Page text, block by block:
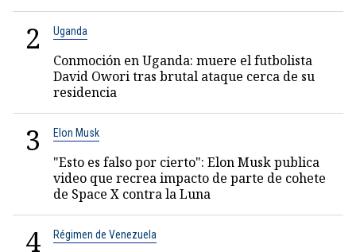
2 Uganda
Conmoción en Uganda: muere el futbolista
David Owori tras brutal ataque cerca de su
residencia
3 Elon Musk
"Esto es falso por cierto": Elon Musk publica
video que recrea impacto de parte de cohete
de Space X contra la Luna
4 Régimen de Venezuela